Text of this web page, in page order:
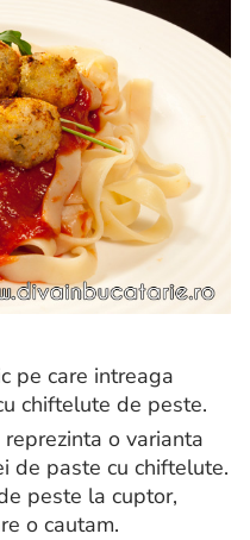
pe care intreaga
chiftelute de peste.
o varianta
de paste cu chiftelute.
peste la cuptor,
o cautam.